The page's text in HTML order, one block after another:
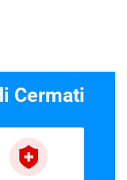
Cermati